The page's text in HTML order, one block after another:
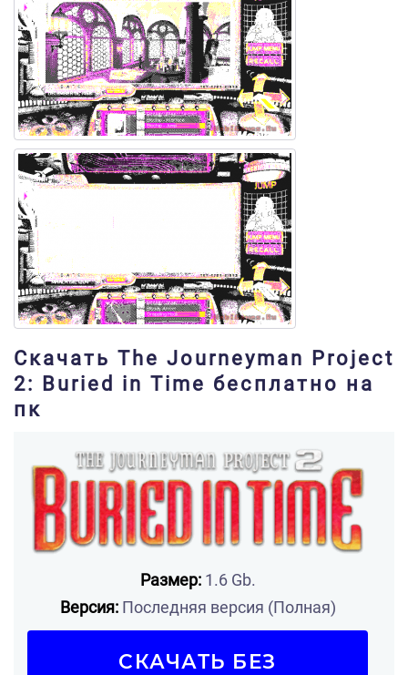
Скачать The Journeyman Project
2: Buried in Time бесплатно на
пк
Размер:1.6 Gb.
Версия:Последняя версия (Полная)
СКАЧАТЬ БЕЗ